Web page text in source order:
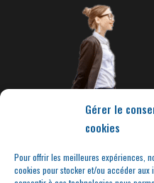
Gérer le
cookies
Pour offrir les meilleures expériences,
cookies pour stocker et/ou accéder aux